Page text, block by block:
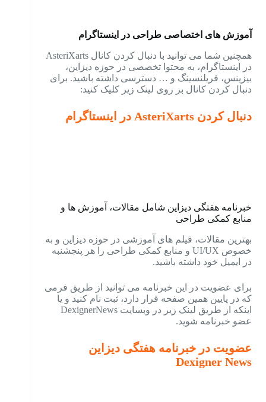
آموزش های اختصاصی طراحی در اینستاگرام
همچنین شما می توانید با دنبال کردن کانال AsteriXarts
در اینستاگرام، به محتوا تخصصی در حوزه دیزاین،
بیزینس، فریلنسینگ و … دسترسی داشته باشید. برای
دنبال کردن کانال بر روی لینک زیر کلیک کنید:
دنبال کردن AsteriXarts در اینستاگرام
خبرنامه هفتگی دیزاین شامل مقالات، آموزش ها و
منابع کمکی طراحی
بهترین مقالات، فیلم های آموزشی در حوزه دیزاین و به
خصوص UI/UX و منابع کمکی طراحی را هر پنجشنبه
در ایمیل خود داشته باشید.
برای عضویت در این خبرنامه می توانید از طریق فرمی
که در پایین همین صفحه قرار دارد، ثبت نام کنید و یا
اینکه از طریق لینک زیر در وبسایت DexignerNews
عضو خبرنامه شوید.
عضویت در خبرنامه هفتگی دیزاین
Dexigner News